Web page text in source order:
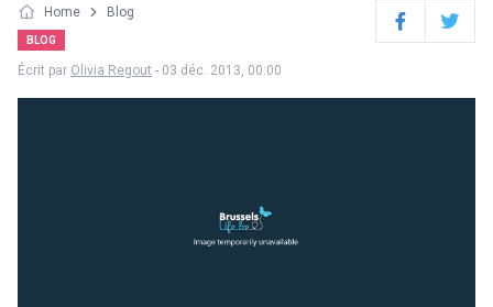
Home Blog
BLOG FacebookTwitter
Écrit par Olivia Regout - 03 déc. 2013, 00:00